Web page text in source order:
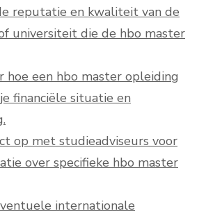
reputatie en kwaliteit van de
universiteit die de hbo master
hoe een hbo master opleiding
financiële situatie en
op met studieadviseurs voor
over specifieke hbo master
internationale